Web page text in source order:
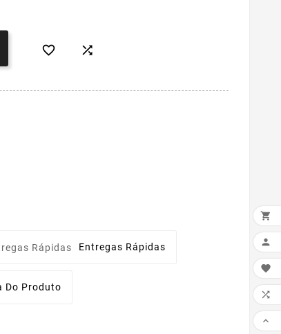
 
Entregas Rápidas
Do Produto




